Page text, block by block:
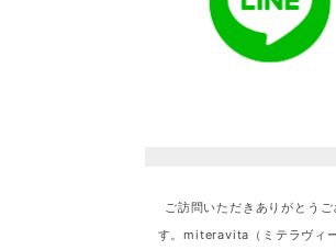
ご訪問いただきありがとうご
す。miteravita（ミテラヴィ